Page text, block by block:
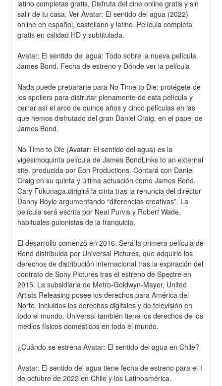
latino completas gratis, Disfruta del cine online gratis y sin
salir de tu casa. Ver Avatar: El sentido del agua (2022)
online en español, castellano y latino. Película completa
gratis en calidad HD y subtitulada.
Avatar: El sentido del agua: Todo sobre la nueva película
James Bond, Fecha de estreno y Dónde ver la película
Nada puede prepararte para No Time to Die: protégete de
los spoilers para disfrutar plenamente de esta película y
cerrar así el arco de quince años y cinco películas en las
que hemos disfrutado del gran Daniel Craig. en el papel de
James Bond.
No Time to Die (Avatar: El sentido del agua) es la
vigesimoquinta película de James BondLinks to an external
site. producida por Eon Productions. Contará con Daniel
Craig en su quinta y última actuación como James Bond.
Cary Fukunaga dirigirá la cinta tras la renuncia del director
Danny Boyle argumentando “diferencias creativas”. La
película será escrita por Neal Purvis y Robert Wade,
habituales guionistas de la franquicia.
El desarrollo comenzó en 2016. Será la primera película de
Bond distribuida por Universal Pictures, que adquirió los
derechos de distribución internacional tras la expiración del
contrato de Sony Pictures tras el estreno de Spectre en
2015. La subsidiaria de Metro-Goldwyn-Mayer, United
Artists Releasing posee los derechos para América del
Norte, incluidos los derechos digitales y de televisión en
todo el mundo. Universal también tiene los derechos de los
medios físicos domésticos en todo el mundo.
¿Cuándo se estrena Avatar: El sentido del agua en Chile?
Avatar: El sentido del agua tiene fecha de estreno para el 1
de octubre de 2022 en Chile y los Latinoamérica.